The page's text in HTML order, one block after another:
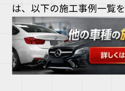
は、以下の施工事例一覧